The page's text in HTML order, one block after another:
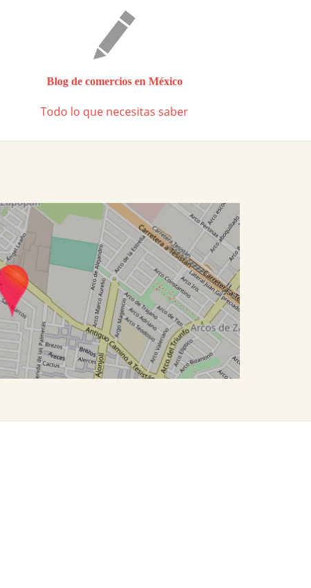
Blog de comercios en México
Todo lo que necesitas saber